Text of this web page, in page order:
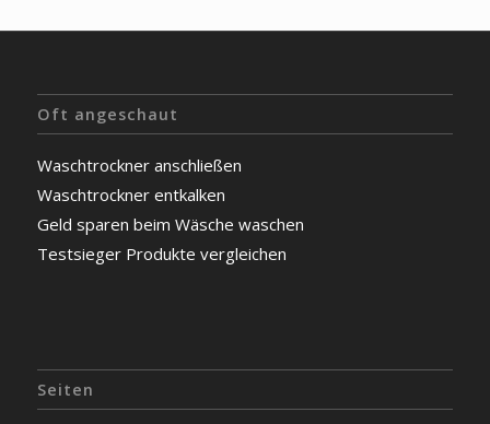
Oft angeschaut
Waschtrockner anschließen
Waschtrockner entkalken
Geld sparen beim Wäsche waschen
Testsieger Produkte vergleichen
Seiten